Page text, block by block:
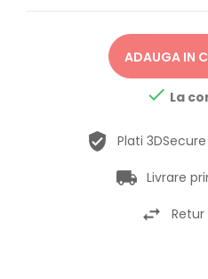
ADAUGA IN
 La
Plati
Livrare
Retur